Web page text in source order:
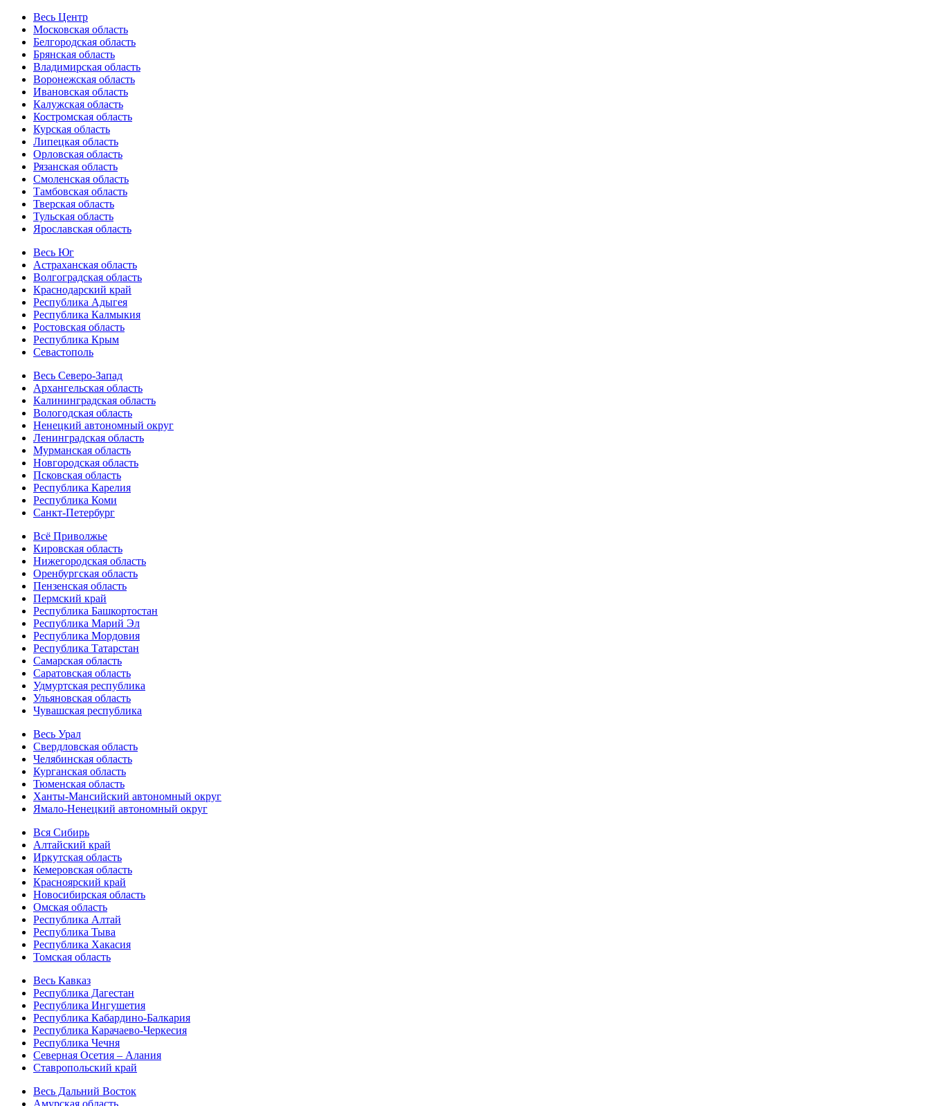
Весь Центр
Московская область
Белгородская область
Брянская область
Владимирская область
Воронежская область
Ивановская область
Калужская область
Костромская область
Курская область
Липецкая область
Орловская область
Рязанская область
Смоленская область
Тамбовская область
Тверская область
Тульская область
Ярославская область
Весь Юг
Астраханская область
Волгоградская область
Краснодарский край
Республика Адыгея
Республика Калмыкия
Ростовская область
Республика Крым
Севастополь
Весь Северо-Запад
Архангельская область
Калининградская область
Вологодская область
Ненецкий автономный округ
Ленинградская область
Мурманская область
Новгородская область
Псковская область
Республика Карелия
Республика Коми
Санкт-Петербург
Всё Приволжье
Кировская область
Нижегородская область
Оренбургская область
Пензенская область
Пермский край
Республика Башкортостан
Республика Марий Эл
Республика Мордовия
Республика Татарстан
Самарская область
Саратовская область
Удмуртская республика
Ульяновская область
Чувашская республика
Весь Урал
Свердловская область
Челябинская область
Курганская область
Тюменская область
Ханты-Мансийский автономный округ
Ямало-Ненецкий автономный округ
Вся Сибирь
Алтайский край
Иркутская область
Кемеровская область
Красноярский край
Новосибирская область
Омская область
Республика Алтай
Республика Тыва
Республика Хакасия
Томская область
Весь Кавказ
Республика Дагестан
Республика Ингушетия
Республика Кабардино-Балкария
Республика Карачаево-Черкесия
Республика Чечня
Северная Осетия – Алания
Ставропольский край
Весь Дальний Восток
Амурская область